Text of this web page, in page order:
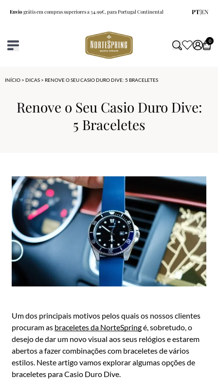
Enviográtis em compras superiores a 34.99€, para Portugal Continental PT|EN
0
INÍCIO > DICAS > RENOVE O SEU CASIO DURO DIVE: 5 BRACELETES
Renove o Seu Casio Duro Dive:
5 Braceletes
Um dos principais motivos pelos quais os nossos clientes
procuram as braceletes da NorteSpringé, sobretudo, o
desejo de dar um novo visual aos seus relógios e estarem
abertos a fazer combinações com braceletes de vários
estilos. Neste artigo vamos explorar algumas opções de
braceletes para Casio Duro Dive.